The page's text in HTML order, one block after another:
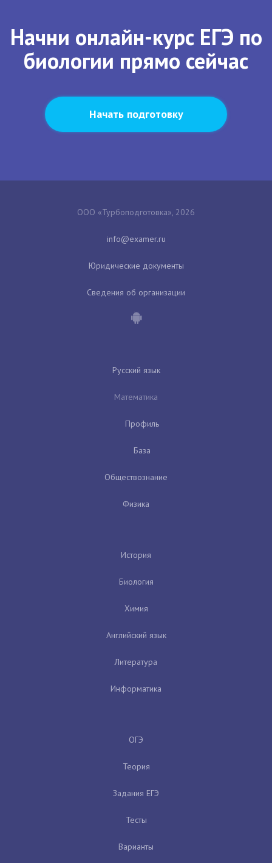
Начни онлайн-курс ЕГЭ по
биологии прямо сейчас
Начать подготовку
ООО «Турбоподготовка», 2026
Юридические документы
Сведения об организации
Русский язык
Математика
Профиль
База
Обществознание
Физика
История
Биология
Химия
Английский язык
Литература
Информатика
ОГЭ
Теория
Задания ЕГЭ
Тесты
Варианты